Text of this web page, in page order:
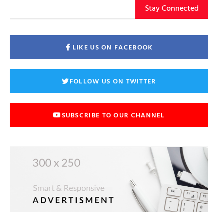
Stay Connected
LIKE US ON FACEBOOK
FOLLOW US ON TWITTER
SUBSCRIBE TO OUR CHANNEL